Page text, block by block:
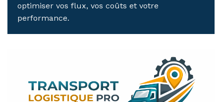
optimiser vos flux, vos coûts et votre
performance.